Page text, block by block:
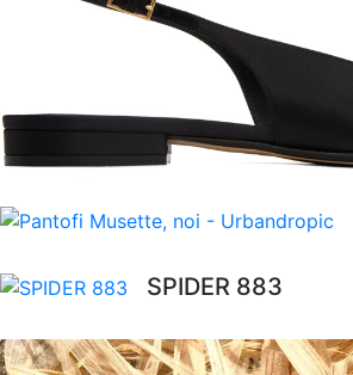
SPIDER 883